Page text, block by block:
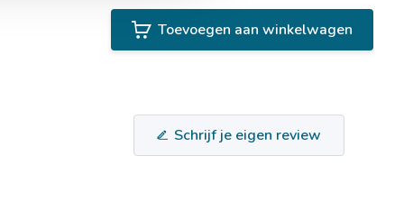
Toevoegen aan winkelwagen
Schrijf je eigen review